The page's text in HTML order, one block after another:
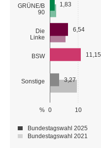
GRÜNE/B
90
Die
Linke
BSW
Sonstige
0 10
%
1,83
6,54
11,15
3,27
Bundestagswahl 2025
Bundestagswahl 2021